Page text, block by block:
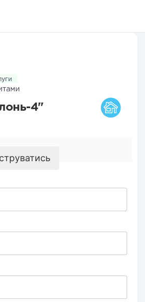
4"